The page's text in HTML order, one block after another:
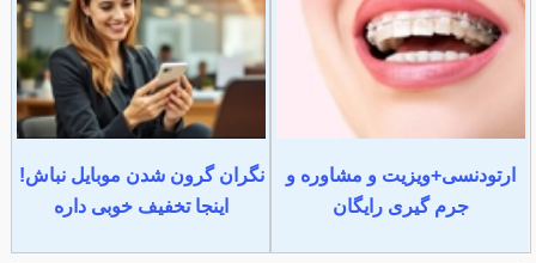
ارتودنسی+ویزیت و مشاوره و
جرم گیری رایگان
نگران گرون شدن موبایل نباش!
اینجا تخفیف خوبی داره